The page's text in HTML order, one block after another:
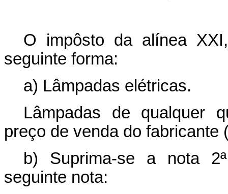
O impôsto da alínea
seguinte forma:
a) Lâmpadas elétricas.
Lâmpadas de qualquer
preço de venda do fabricante
b) Suprima-se a nota
seguinte nota: